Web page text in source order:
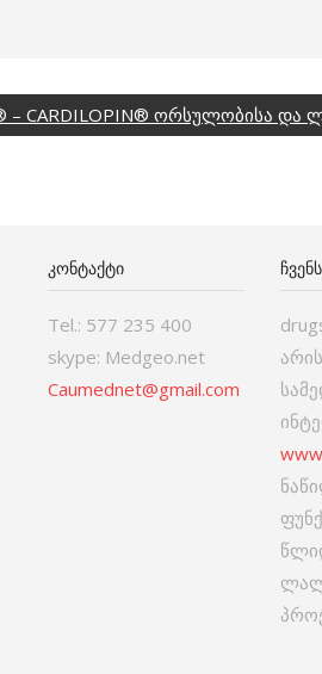
CARDILOPIN® ორსულობისა და
ᲙᲝᲜᲢᲐᲥᲢᲘ
Tel.: 577 235 400
skype: Medgeo.net
Caumednet@gmail.com